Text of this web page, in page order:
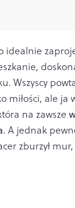
idealnie
Wszyscy
miłości, ale ja
na zawsze
. A jednak
zburzył